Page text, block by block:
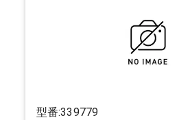
型番:339779